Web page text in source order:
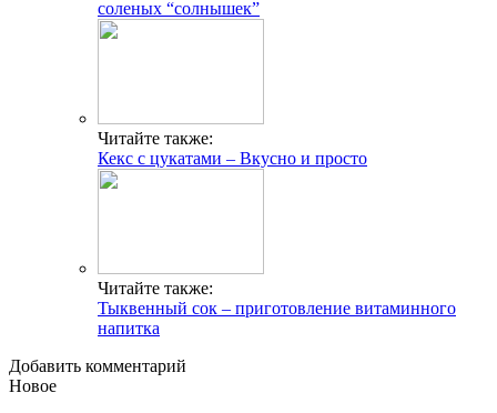
соленых “солнышек”
Читайте также:
Кекс с цукатами – Вкусно и просто
Читайте также:
Тыквенный сок – приготовление витаминного
напитка
Добавить комментарий
Новое